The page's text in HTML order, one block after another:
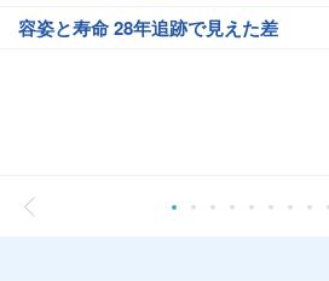
容姿と寿命 28年追跡で見えた差